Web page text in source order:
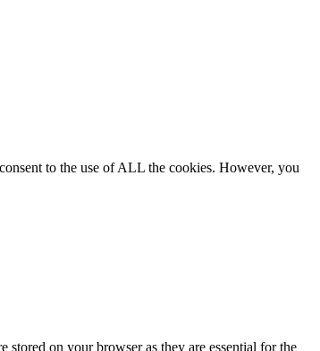
to the use of ALL the cookies. However, you
stored on your browser as they are essential for the